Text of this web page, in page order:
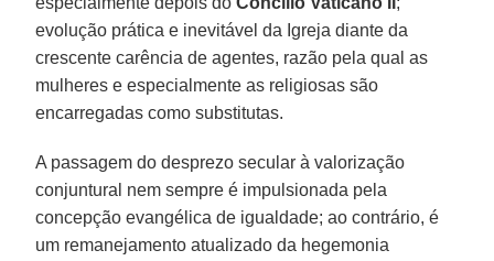
evolução prática e inevitável da Igreja diante da
crescente carência de agentes, razão pela qual as
mulheres e especialmente as religiosas são
encarregadas como substitutas.
A passagem do desprezo secular à valorização
conjuntural nem sempre é impulsionada pela
concepção evangélica de igualdade; ao contrário, é
um remanejamento atualizado da hegemonia